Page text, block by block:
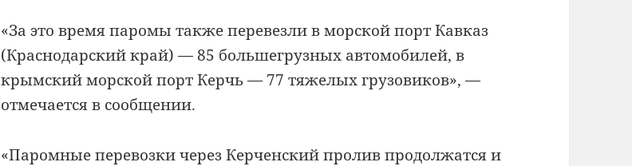
«За это время паромы также перевезли в морской порт Кавказ
(Краснодарский край) — 85 большегрузных автомобилей, в
крымский морской порт Керчь — 77 тяжелых грузовиков», —
отмечается в сообщении.
«Паромные перевозки через Керченский пролив продолжатся и